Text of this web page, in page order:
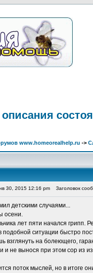
www.homeorealhelp.ru ->
30, 2015 12:16 pm Заголовок
детскими случаями...
осени.
лет пяти начался грипп.
ситуации быстро
взглянуть на болеющего,
и не вынося при этом сор из
поток мыслей, но в итоге